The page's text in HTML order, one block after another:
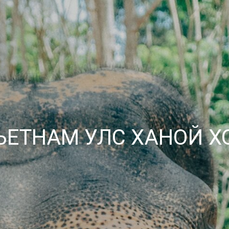
УЛС ХАНОЙ